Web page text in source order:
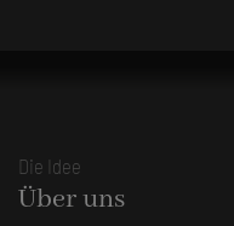
Die Idee
Über uns